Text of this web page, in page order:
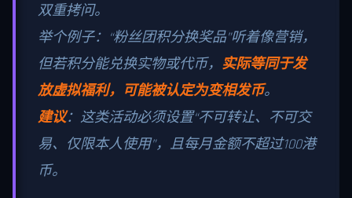
双重拷问。
举个例子：“粉丝团积分换奖品”听着像营销，
但若积分能兑换实物或代币， 实际等同于发
放虚拟福利，可能被认定为变相发币。
建议：这类活动必须设置“不可转让、不可交
易、仅限本人使用”，且每月金额不超过100港
币。